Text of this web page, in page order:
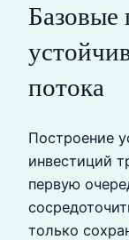
потока
Построение
инвестиций
первую
только